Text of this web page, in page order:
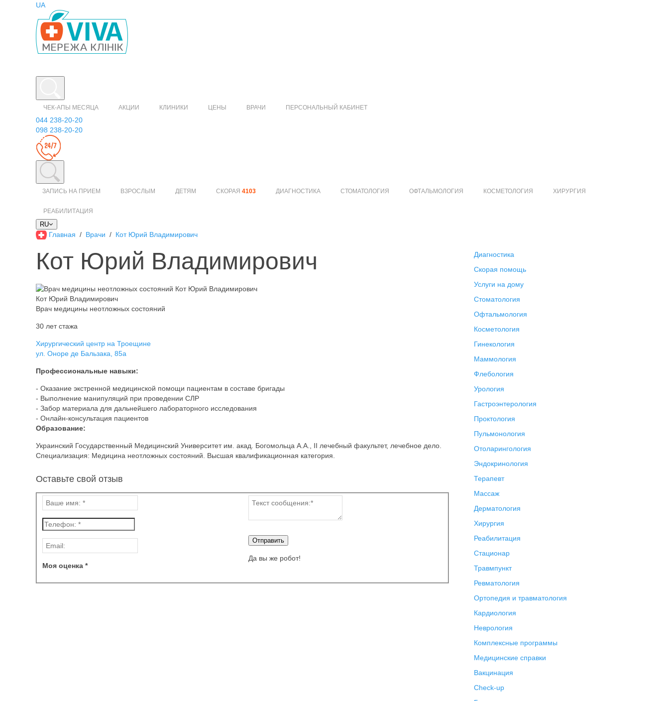
UA
ЧЕК-АПЫ МЕСЯЦА АКЦИИ КЛИНИКИ ЦЕНЫ ВРАЧИ ПЕРСОНАЛЬНЫЙ КАБИНЕТ
044 238-20-20
098 238-20-20
ЗАПИСЬ НА ПРИЕМ ВЗРОСЛЫМ ДЕТЯМ СКОРАЯ 4103 ДИАГНОСТИКА СТОМАТОЛОГИЯ ОФТАЛЬМОЛОГИЯ КОСМЕТОЛОГИЯ ХИРУРГИЯ
РЕАБИЛИТАЦИЯ
RU
Главная Врачи Кот Юрий Владимирович
Кот Юрий Владимирович
Кот Юрий Владимирович
Врач медицины неотложных состояний
30 лет стажа
Хирургический центр на Троещине
ул. Оноре де Бальзака, 85а
Профессиональные навыки:
- Оказание экстренной медицинской помощи пациентам в составе бригады
- Выполнение манипуляций при проведении СЛР
- Забор материала для дальнейшего лабораторного исследования
- Онлайн-консультация пациентов
Образование:
Украинский Государственный Медицинский Университет им. акад. Богомольца А.А., II лечебный факультет, лечебное дело.
Специализация: Медицина неотложных состояний. Высшая квалификационная категория.
Оставьте свой отзыв
Моя оценка *
Отправить
Да вы же робот!
Диагностика
Скорая помощь
Услуги на дому
Стоматология
Офтальмология
Косметология
Гинекология
Маммология
Флебология
Урология
Гастроэнтерология
Проктология
Пульмонология
Отоларингология
Эндокринология
Терапевт
Массаж
Дерматология
Хирургия
Реабилитация
Стационар
Травмпункт
Ревматология
Ортопедия и травматология
Кардиология
Неврология
Комплексные программы
Медицинские справки
Вакцинация
Check-up